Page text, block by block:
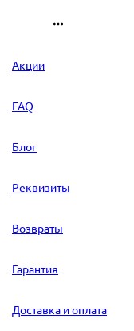
Акции
FAQ
Блог
Реквизиты
Возвраты
Гарантия
Доставка и оплата